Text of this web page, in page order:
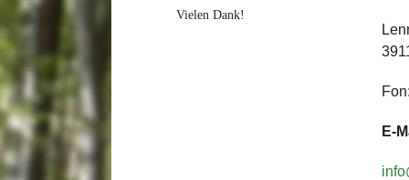
Vielen Dank!
E-